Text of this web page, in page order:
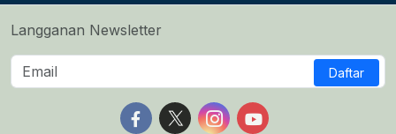
Langganan Newsletter
Daftar
Follow us on Facebook
Follow us on X
Follow us on Instagram
Follow us on